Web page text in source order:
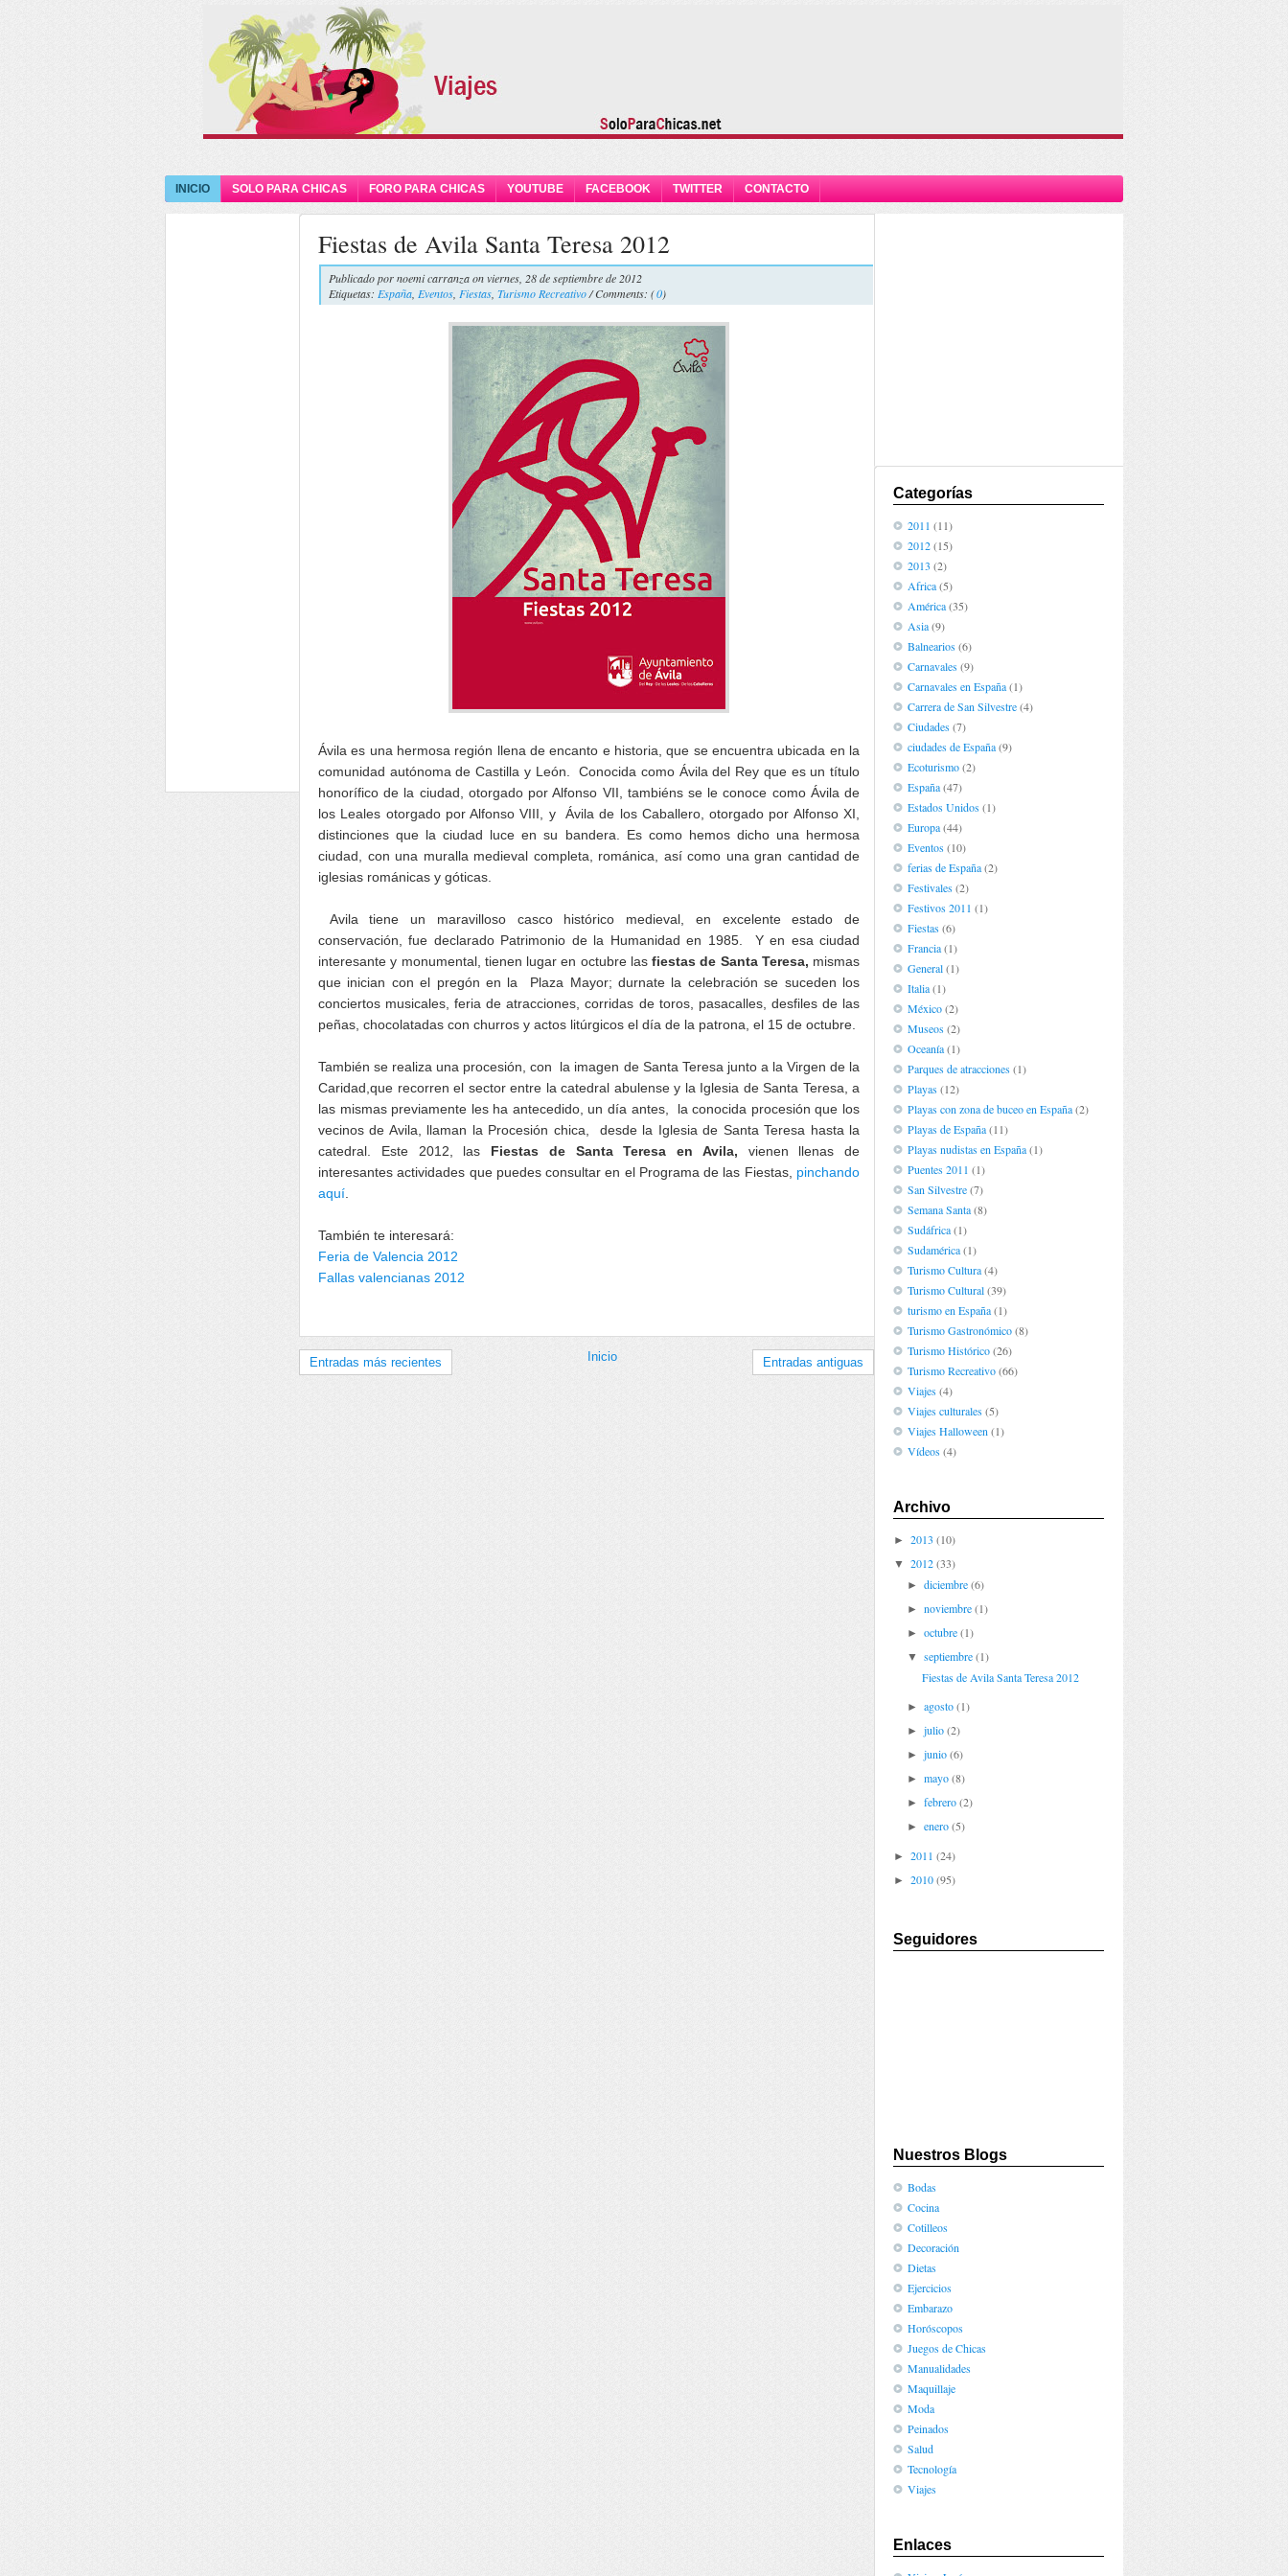
INICIO SOLO PARA CHICAS FORO PARA CHICAS YOUTUBE FACEBOOK TWITTER CONTACTO
Fiestas de Avila Santa Teresa 2012
Publicado pornoemi carranzaon viernes, 28 de septiembre de 2012
Etiquetas: España Eventos Fiestas Turismo Recreativo/ Comments: (0)
Ávila es una hermosa región llena de encanto e historia, que se encuentra ubicada en la
comunidad autónoma de Castilla y León. Conocida como Ávila del Rey que es un título
honorífico de la ciudad, otorgado por Alfonso VII, tambiéns se le conoce como Ávila de
los Leales otorgado por Alfonso VIII, y Ávila de los Caballero, otorgado por Alfonso XI,
distinciones que la ciudad luce en su bandera. Es como hemos dicho una hermosa
ciudad, con una muralla medieval completa, románica, así como una gran cantidad de
iglesias románicas y góticas.
Avila tiene un maravilloso casco histórico medieval, en excelente estado de
conservación, fue declarado Patrimonio de la Humanidad en 1985. Y en esa ciudad
interesante y monumental, tienen lugar en octubre las fiestas de Santa Teresa, mismas
que inician con el pregón en la Plaza Mayor; durnate la celebración se suceden los
conciertos musicales, feria de atracciones, corridas de toros, pasacalles, desfiles de las
peñas, chocolatadas con churros y actos litúrgicos el día de la patrona, el 15 de octubre.
También se realiza una procesión, con la imagen de Santa Teresa junto a la Virgen de la
Caridad,que recorren el sector entre la catedral abulense y la Iglesia de Santa Teresa, a
las mismas previamente les ha antecedido, un día antes, la conocida procesión que los
vecinos de Avila, llaman la Procesión chica, desde la Iglesia de Santa Teresa hasta la
catedral. Este 2012, las Fiestas de Santa Teresa en Avila, vienen llenas de
interesantes actividades que puedes consultar en el Programa de las Fiestas, pinchando
aquí
También te interesará:
Feria de Valencia 2012
Fallas valencianas 2012
Entradas más recientes Entradas antiguas
Inicio
Categorías
2011 (11)
2012(15)
2013 (2)
Africa(5)
América(35)
Asia(9)
Balnearios(6)
Carnavales(9)
Carnavales en España(1)
Carrera de San Silvestre(4)
Ciudades(7)
ciudades de España(9)
Ecoturismo(2)
España(47)
Estados Unidos(1)
Europa(44)
Eventos(10)
ferias de España(2)
Festivales(2)
Festivos 2011 (1)
Fiestas(6)
Francia(1)
General(1)
Italia(1)
México(2)
Museos(2)
Oceanía(1)
Parques de atracciones(1)
Playas(12)
Playas con zona de buceo en España(2)
Playas de España(11)
Playas nudistas en España(1)
Puentes 2011 (1)
San Silvestre(7)
Semana Santa(8)
Sudáfrica(1)
Sudamérica(1)
Turismo Cultura(4)
Turismo Cultural(39)
turismo en España(1)
Turismo Gastronómico(8)
Turismo Histórico(26)
Turismo Recreativo(66)
Viajes(4)
Viajes culturales(5)
Viajes Halloween (1)
Vídeos(4)
Archivo
► 2013 (10)
▼ 2012(33)
►diciembre (6)
►noviembre (1)
►octubre (1)
▼septiembre (1)
Fiestas de Avila Santa Teresa 2012
►agosto (1)
►julio (2)
►junio (6)
►mayo (8)
►febrero (2)
►enero (5)
► 2011 (24)
► 2010(95)
Seguidores
Nuestros Blogs
Bodas
Cocina
Cotilleos
Decoración
Dietas
Ejercicios
Embarazo
Horóscopos
Juegos de Chicas
Manualidades
Maquillaje
Moda
Peinados
Salud
Tecnología
Viajes
Enlaces